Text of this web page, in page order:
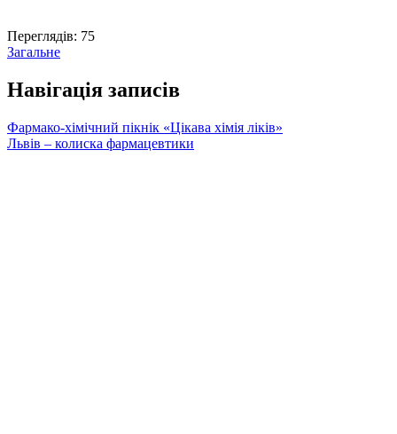
Переглядів: 75
Загальне
Навігація записів
Фармако-хімічний пікнік «Цікава хімія ліків»
Львів – колиска фармацевтики